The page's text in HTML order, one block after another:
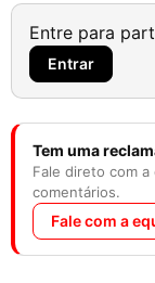
Entre para
Entrar
Tem uma
Fale direto com
comentários.
Fale com a